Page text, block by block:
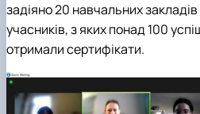
задіяно 20 навчальних
учасників, з яких понад 100
отримали сертифікати.